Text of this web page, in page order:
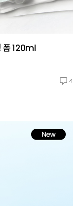
폼 120ml
4